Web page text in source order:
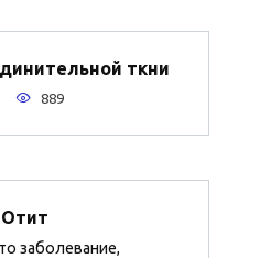
ткни
889
Отит
заболевание,